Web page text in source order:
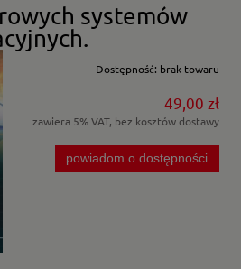
systemów
Dostępność: brak towaru
49,00 zł
zawiera 5% VAT, bez kosztów dostawy
powiadom o dostępności